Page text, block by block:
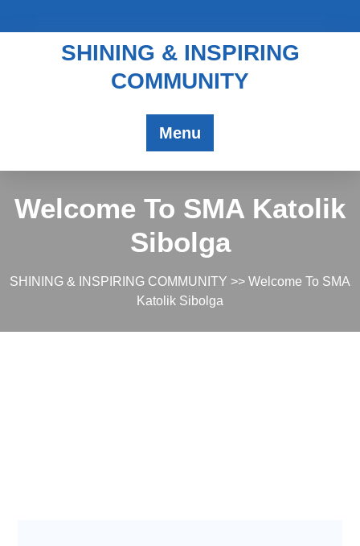
SHINING & INSPIRING
COMMUNITY
Menu
Welcome To SMA Katolik
Sibolga
SHINING & INSPIRING COMMUNITY >> Welcome To SMA
Katolik Sibolga